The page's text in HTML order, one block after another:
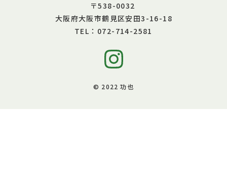
〒538-0032
大阪府大阪市鶴見区安田3-16-18
TEL： 072-714-2581
© 2022 功也